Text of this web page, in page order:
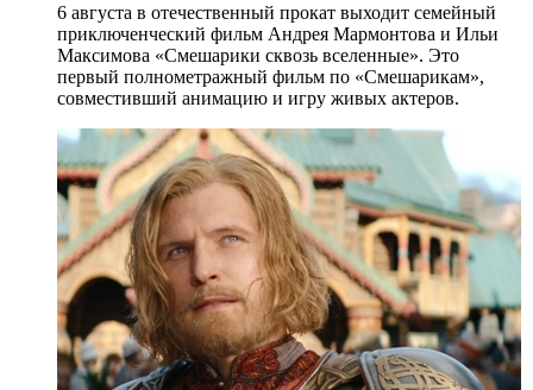
6 августа в отечественный прокат выходит семейный
приключенческий фильм Андрея Мармонтова и Ильи
Максимова «Смешарики сквозь вселенные». Это
первый полнометражный фильм по «Смешарикам»,
совместивший анимацию и игру живых актеров.